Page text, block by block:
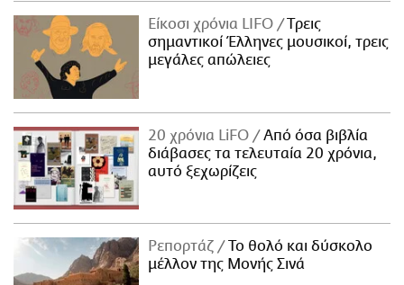
Είκοσι χρόνια LIFO
Tρεις
σημαντικοί Έλληνες μουσικοί, τρεις
μεγάλες απώλειες
20 χρόνια LiFO
Από όσα βιβλία
διάβασες τα τελευταία 20 χρόνια,
αυτό ξεχωρίζεις
Ρεπορτάζ
Το θολό και δύσκολο
μέλλον της Μονής Σινά